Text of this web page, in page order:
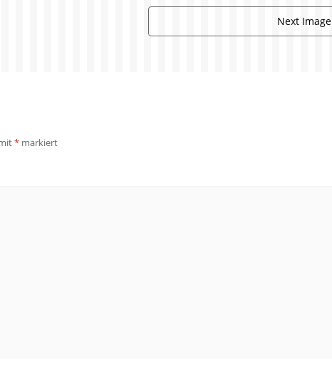
Next Image
* markiert